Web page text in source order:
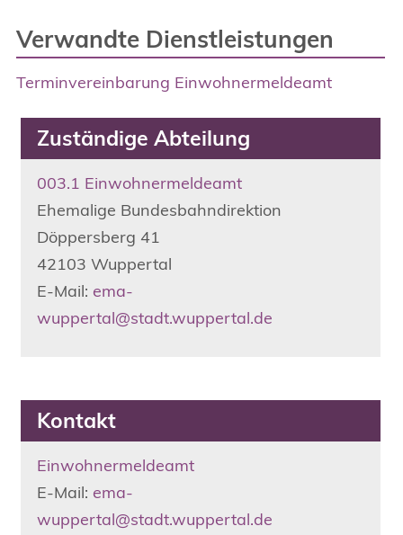
Verwandte Dienstleistungen
Terminvereinbarung Einwohnermeldeamt
Zuständige Abteilung
003.1 Einwohnermeldeamt
Ehemalige Bundesbahndirektion
Döppersberg 41
42103 Wuppertal
E-Mail: ema-
wuppertal@stadt.wuppertal.de
Kontakt
Einwohnermeldeamt
E-Mail: ema-
wuppertal@stadt.wuppertal.de